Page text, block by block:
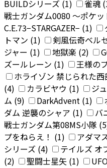
BUILDシリーズ (1)
雀魂
戦士ガンダム0080 〜ポケ
C.E.73−STARGAZER− (1)
トマン (1)
剣風伝奇ベル
ジャー (1)
地獄楽 (2)
ズールレーン (1)
王様の
ホライゾン 禁じられた
(4)
カラビヤウ (1) ジ
ム (9)
DarkAdvent (1)
ダム 逆襲のシャア (1)
バ
戦士ガンダム第08MS小隊
プをねらえ！ (1)
アダマ
シリーズ (4)
テイルズ オ
(2)
聖闘士星矢 (1)